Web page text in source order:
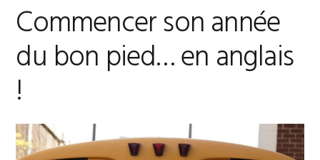
Commencer son année
du bon pied… en anglais
!